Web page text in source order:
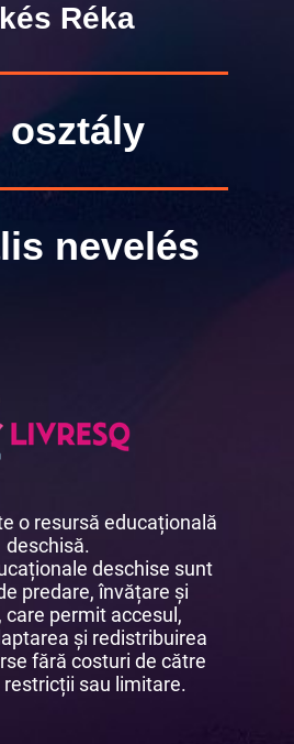
Réka
osztály
nevelés
o resursă educațională
deschisă.
deschise sunt
predare, învățare și
care permit accesul,
și redistribuirea
fără costuri de către
restricții sau limitare.